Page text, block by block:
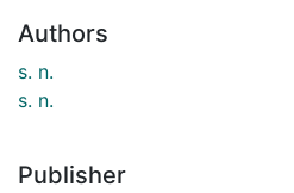
Authors
s. n.
s. n.
Publisher